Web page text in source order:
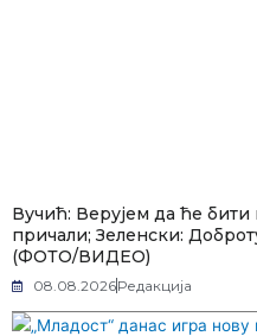
Вучић: Верујем да ће
причали; Зеленски:
(ФОТО/ВИДЕО)
08.08.2026Редакција